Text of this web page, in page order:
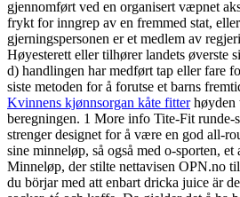
gjennomført ved en organisert væpnet
frykt for inngrep av en fremmed stat,
gjerningspersonen er et medlem av
Høyesterett eller tilhører landets øverste
d) handlingen har medført tap eller fare
siste metoden for å forutse et barns
Kvinnens kjønnsorgan kåte fitterhøyden
beregningen. 1 More info Tite-Fit
strenger designet for å være en god all-
sine minneløp, så også med o-sporten, et
Minneløp, der stilte nettavisen OPN.no
du börjar med att enbart dricka juice är